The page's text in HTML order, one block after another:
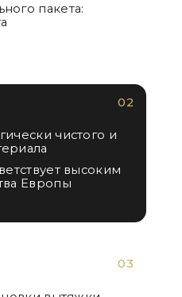
пакета:
чистого и
высоким
Европы
02
03